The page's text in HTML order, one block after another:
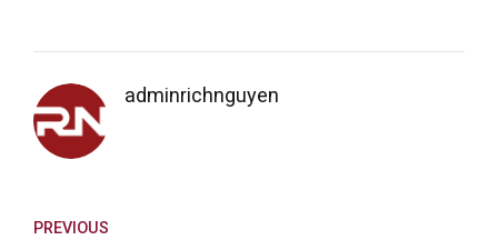
adminrichnguyen
PREVIOUS